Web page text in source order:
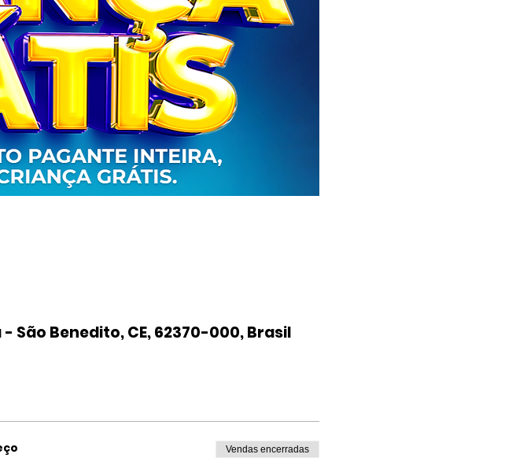
- São Benedito, CE, 62370-000, Brasil
Vendas encerradas